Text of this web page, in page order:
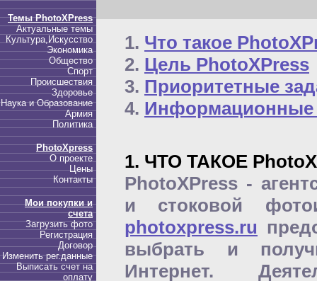
Темы PhotoXPress
Актуальные темы
Культура,Искусство
Экономика
Общество
Спорт
Происшествия
Здоровье
Наука и Образование
Армия
Политика
PhotoXpress
О проекте
Цены
Контакты
Мои покупки и
счета
Загрузить фото
Регистрация
Договор
Изменить рег.данные
Выписать счет на
оплату
1. Что такое
2. Цель PhotoXPress
3. Приоритетные
4. Информационные
1. ЧТО ТАКОЕ
PhotoXPress -
и стоковой
photoxpress.ru
выбрать и
Интернет.